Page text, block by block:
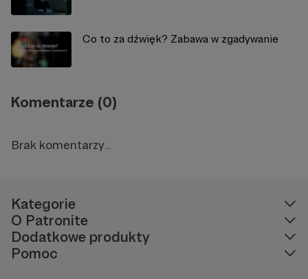
Co to za dźwięk? Zabawa w zgadywanie
Komentarze (0)
Brak komentarzy...
Kategorie
O Patronite
Dodatkowe produkty
Pomoc